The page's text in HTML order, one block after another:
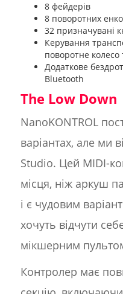
8 фейдерів
8 поворотних
32 призначувані
Керування
поворотне
Додаткове
Bluetooth
The Low Down
NanoKONTROL
варіантах, але ми
Studio. Цей MIDI-
місця, ніж аркуш
і є чудовим
хочуть відчути
мікшерним
Контролер має